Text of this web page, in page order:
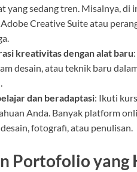
yang sedang tren. Misalnya, di
Creative Suite atau
kreativitas dengan alat baru
desain, atau teknik baru
dan beradaptasi: Ikuti
Anda. Banyak platform
fotografi, atau penulisan.
Portofolio yang